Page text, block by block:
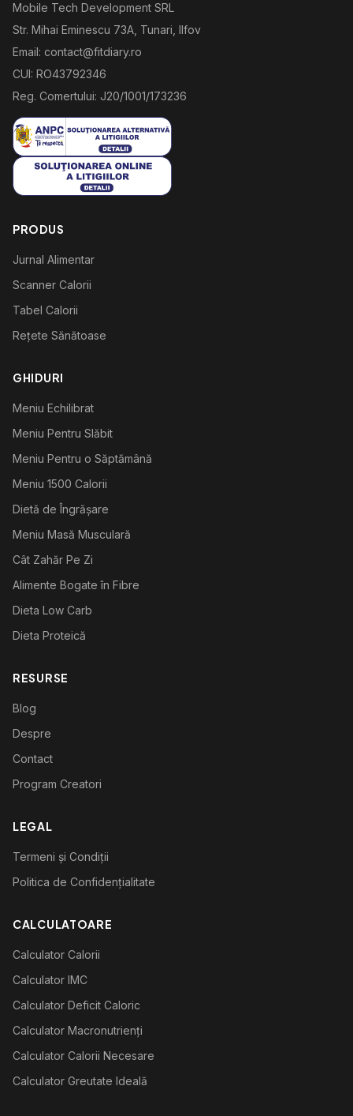
Mobile Tech Development SRL
Str. Mihai Eminescu 73A, Tunari, Ilfov
Email: contact@fitdiary.ro
CUI: RO43792346
Reg. Comertului: J20/1001/173236
PRODUS
Jurnal Alimentar
Scanner Calorii
Tabel Calorii
Rețete Sănătoase
GHIDURI
Meniu Echilibrat
Meniu Pentru Slăbit
Meniu Pentru o Săptămână
Meniu 1500 Calorii
Dietă de Îngrășare
Meniu Masă Musculară
Cât Zahăr Pe Zi
Alimente Bogate în Fibre
Dieta Low Carb
Dieta Proteică
RESURSE
Blog
Despre
Contact
Program Creatori
LEGAL
Termeni și Condiții
Politica de Confidențialitate
CALCULATOARE
Calculator Calorii
Calculator IMC
Calculator Deficit Caloric
Calculator Macronutrienți
Calculator Calorii Necesare
Calculator Greutate Ideală